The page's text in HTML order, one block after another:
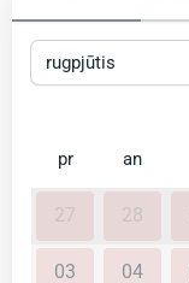
rugpjūtis
pr an
27 28
03 04